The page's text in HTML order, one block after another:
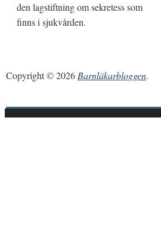
den lagstiftning om sekretess som
finns i sjukvården.
Copyright © 2026 Barnläkarbloggen.